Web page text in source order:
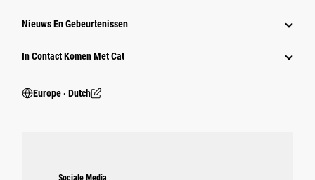
Nieuws En Gebeurtenissen
In Contact Komen Met Cat
Europe ‧ Dutch
Sociale Media